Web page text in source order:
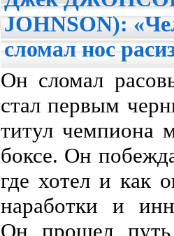
JOHNSON):
сломал нос
Он сломал
стал первым
титул чемпиона
боксе. Он
где хотел и как
наработки и
Он прошел